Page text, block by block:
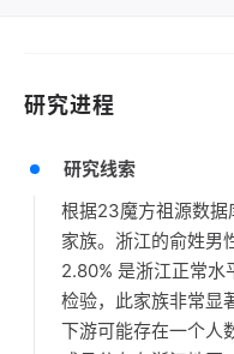
研究进程
研究线索
根据23魔方祖源数据
家族。浙江的俞姓男
2.80% 是浙江正常水
检验，此家族非常显
下游可能存在一个人